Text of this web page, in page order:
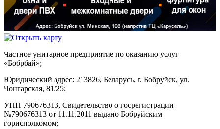
Частное унитарное предприятие по оказанию услуг
«Бобрбай»;
Юридический адрес: 213826, Беларусь, г. Бобруйск, ул.
Чонгарская, 81/25;
УНП 790676313, Свидетельство о госрегистрации
№790676313 от 11.11.2011 выдано Бобруйским
горисполкомом;